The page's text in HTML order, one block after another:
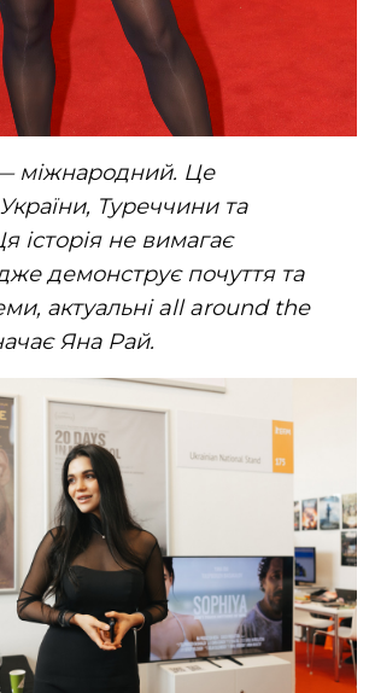
міжнародний. Це
Туреччини та
історія не вимагає
демонструє почуття та
актуальні all around the
Яна Рай.